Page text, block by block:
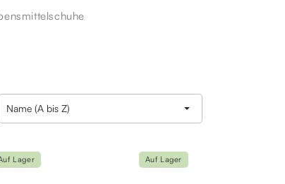
Name (A bis Z) 
Lager Auf Lager